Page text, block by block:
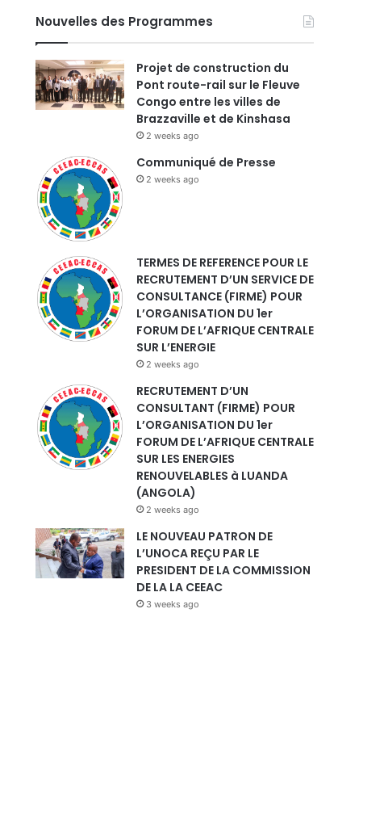
Nouvelles des Programmes
Projet de construction du
Pont route-rail sur le Fleuve
Congo entre les villes de
Brazzaville et de Kinshasa
2 weeks ago
Communiqué de Presse
2 weeks ago
TERMES DE REFERENCE POUR LE
RECRUTEMENT D’UN SERVICE DE
CONSULTANCE (FIRME) POUR
L’ORGANISATION DU 1er
FORUM DE L’AFRIQUE CENTRALE
SUR L’ENERGIE
2 weeks ago
RECRUTEMENT D’UN
CONSULTANT (FIRME) POUR
L’ORGANISATION DU 1er
FORUM DE L’AFRIQUE CENTRALE
SUR LES ENERGIES
RENOUVELABLES à LUANDA
(ANGOLA)
2 weeks ago
LE NOUVEAU PATRON DE
L’UNOCA REÇU PAR LE
PRESIDENT DE LA COMMISSION
DE LA LA CEEAC
3 weeks ago